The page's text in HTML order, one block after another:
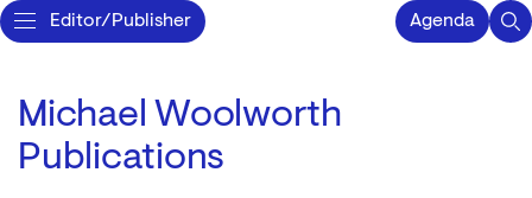
Editor/Publisher Agenda
Michael Woolworth
Publications